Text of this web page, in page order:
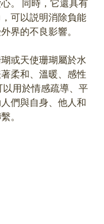
。 同時，它還具有
可以説明消除負能
界的不良影響。
或天使珊瑚屬於水
柔和、溫暖、感性
用於情感疏導、平
們與自身、他人和
。